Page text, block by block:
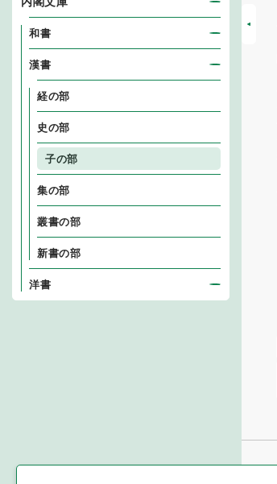
和書
漢書
経の部
史の部
子の部
集の部
叢書の部
新書の部
洋書